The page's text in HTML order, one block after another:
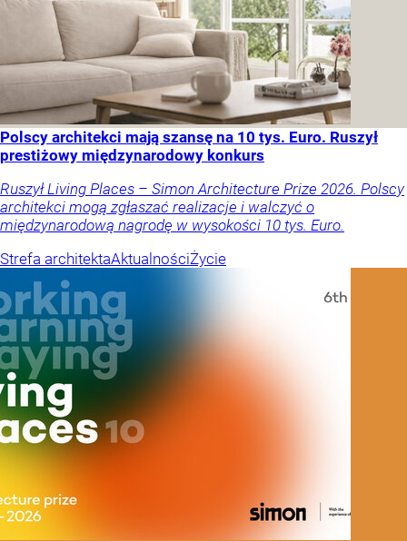
Polscy architekci mają szansę na 10 tys. Euro. Ruszył
prestiżowy międzynarodowy konkurs
Ruszył Living Places – Simon Architecture Prize 2026. Polscy
architekci mogą zgłaszać realizacje i walczyć o
międzynarodową nagrodę w wysokości 10 tys. Euro.
Strefa architektaAktualnościŻycie